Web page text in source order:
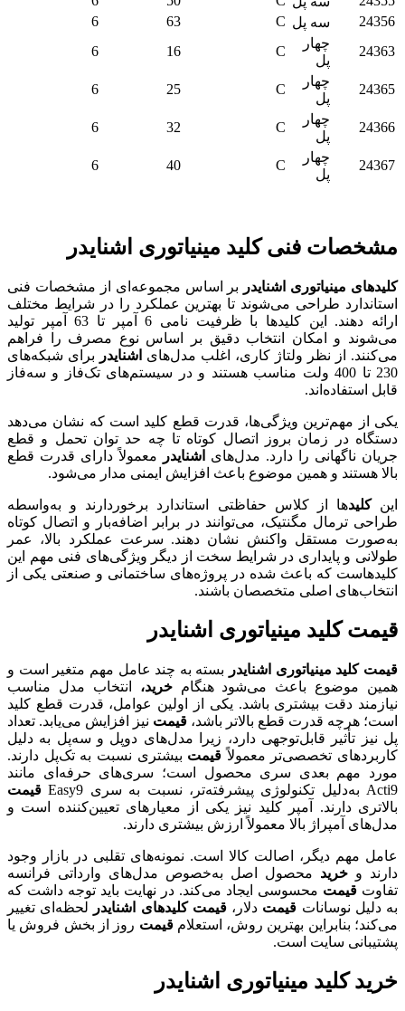
24356
سه پل C
63
6
24363
چهار
پل
C
16
6
24365
چهار
پل
C
25
6
24366
چهار
پل
C
32
6
24367
چهار
پل
C
40
6
مشخصات فنی کلید مینیاتوری اشنایدر
کلیدهای مینیاتوری اشنایدر
بر اساس مجموعه‌ای از مشخصات فنی
استاندارد طراحی می‌شوند تا بهترین عملکرد را در شرایط مختلف
ارائه دهند. این کلیدها با ظرفیت نامی 6 آمپر تا 63 آمپر تولید
می‌شوند و امکان انتخاب دقیق بر اساس نوع مصرف را فراهم
می‌کنند. از نظر ولتاژ کاری، اغلب مدل‌های اشنایدر
برای شبکه‌های
230 تا 400 ولت مناسب هستند و در سیستم‌های تک‌فاز و سه‌فاز
قابل استفاده‌اند.
یکی از مهم‌ترین ویژگی‌ها، قدرت قطع کلید است که نشان می‌دهد
دستگاه در زمان بروز اتصال کوتاه تا چه حد توان تحمل و قطع
جریان ناگهانی را دارد. مدل‌های
اشنایدر
معمولاً دارای قدرت قطع
بالا هستند و همین موضوع باعث افزایش ایمنی مدار می‌شود.
این کلیدها از کلاس حفاظتی استاندارد برخوردارند و به‌واسطه
طراحی ترمال مگنتیک، می‌توانند در برابر اضافه‌بار و اتصال کوتاه
به‌صورت مستقل واکنش نشان دهند. سرعت عملکرد بالا، عمر
طولانی و پایداری در شرایط سخت از دیگر ویژگی‌های فنی مهم این
کلیدهاست که باعث شده در پروژه‌های ساختمانی و صنعتی یکی از
انتخاب‌های اصلی متخصصان باشند.
قیمت کلید مینیاتوری اشنایدر
قیمت کلید مینیاتوری اشنایدر
بسته به چند عامل مهم متغیر است و
همین موضوع باعث می‌شود هنگامخرید، انتخاب مدل مناسب
نیازمند دقت بیشتری باشد. یکی از اولین عوامل، قدرت قطع کلید
است؛ هرچه قدرت قطع بالاتر باشد، قیمت نیز افزایش می‌یابد. تعداد
پل نیز تأثیر قابل‌توجهی دارد، زیرا مدل‌های دوپل و سه‌پل به دلیل
کاربردهای تخصصی‌تر معمولاً قیمت بیشتری نسبت به تک‌پل دارند.
مورد مهم بعدی سری محصول است؛ سری‌های حرفه‌ای مانند
Acti9 به‌دلیل تکنولوژی پیشرفته‌تر، نسبت به سری Easy9
قیمت
بالاتری دارند. آمپر کلید نیز یکی از معیارهای تعیین‌کننده است و
مدل‌های آمپراژ بالا معمولاً ارزش بیشتری دارند.
عامل مهم دیگر، اصالت کالا است. نمونه‌های تقلبی در بازار وجود
دارند و خرید محصول اصل به‌خصوص مدل‌های وارداتی فرانسه
تفاوت قیمت محسوسی ایجاد می‌کند. در نهایت باید توجه داشت که
به دلیل نوسانات قیمت دلار،قیمت کلیدهای اشنایدر
لحظه‌ای تغییر
می‌کند؛ بنابراین بهترین روش، استعلامقیمت روز از بخش فروش یا
پشتیبانی سایت است.
خرید کلید مینیاتوری اشنایدر